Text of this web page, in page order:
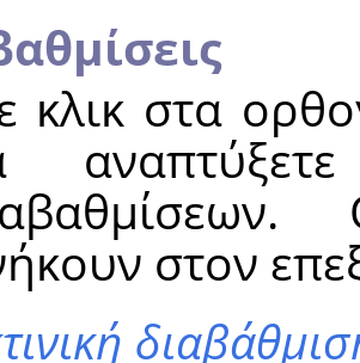
κλικ στα
στον